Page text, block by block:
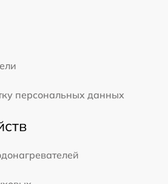
персональных данных